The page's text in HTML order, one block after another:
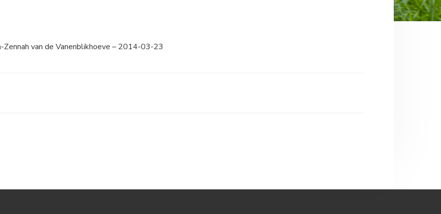
van de Vanenblikhoeve – 2014-03-23